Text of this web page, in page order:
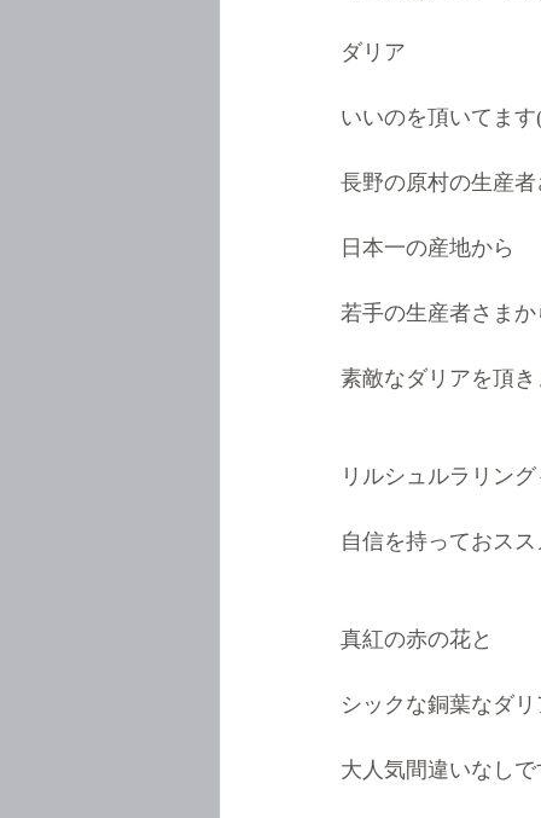
ダリア
いいのを頂いてま
長野の原村の生産者
日本一の産地から
若手の生産者さまか
素敵なダリアを頂
リルシュルラリング
自信を持っておス
真紅の赤の花と
シックな銅葉なダリ
大人気間違いなし